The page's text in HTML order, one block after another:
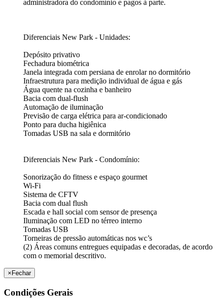
administradora do condomínio e pagos à parte.
Diferenciais New Park - Unidades:
Depósito privativo
Fechadura biométrica
Janela integrada com persiana de enrolar no dormitório
Infraestrutura para medição individual de água e gás
Água quente na cozinha e banheiro
Bacia com dual-flush
Automação de iluminação
Previsão de carga elétrica para ar-condicionado
Ponto para ducha higiênica
Tomadas USB na sala e dormitório
Diferenciais New Park - Condomínio:
Sonorização do fitness e espaço gourmet
Wi-Fi
Sistema de CFTV
Bacia com dual flush
Escada e hall social com sensor de presença
Iluminação com LED no térreo interno
Tomadas USB
Torneiras de pressão automáticas nos wc’s
(2) Áreas comuns entregues equipadas e decoradas, de acordo
com o memorial descritivo.
× Fechar
Condições Gerais